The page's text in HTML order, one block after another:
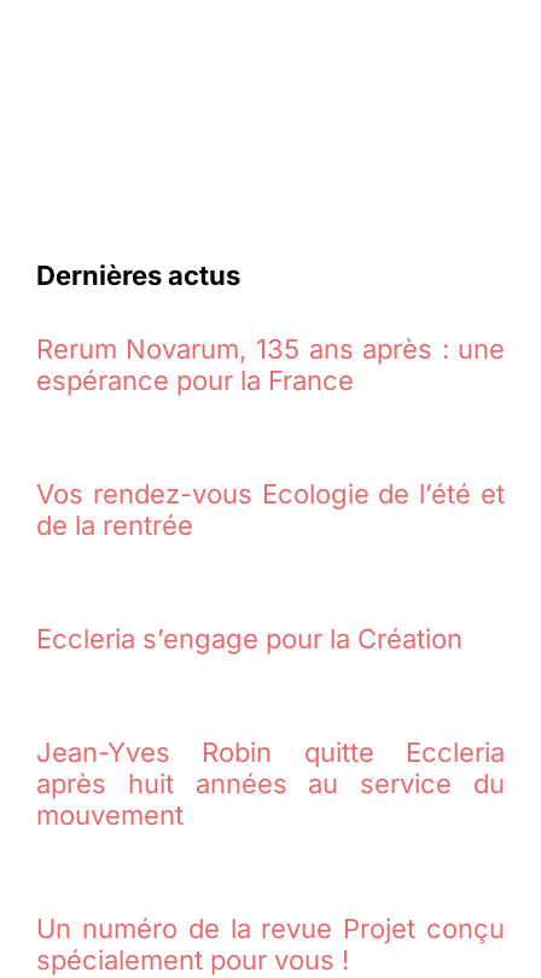
Dernières actus
Rerum Novarum, 135 ans après : une
espérance pour la France
Vos rendez-vous Ecologie de l’été et
de la rentrée
Eccleria s’engage pour la Création
Jean-Yves Robin quitte Eccleria
après huit années au service du
mouvement
Un numéro de la revue Projet conçu
spécialement pour vous !